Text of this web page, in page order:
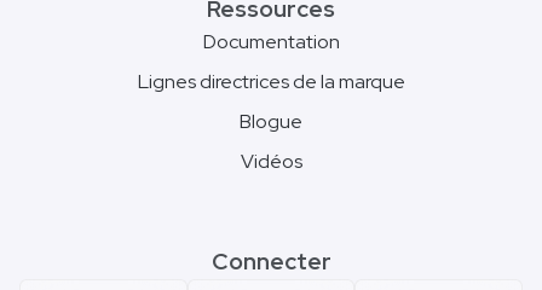
Ressources
Documentation
Lignes directrices de la marque
Blogue
Vidéos
Connecter